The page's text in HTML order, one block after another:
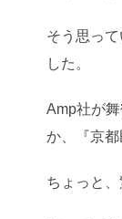
そう思っ
した。
Amp社が
か、『京都
ちょっと、